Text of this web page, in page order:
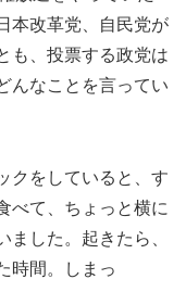
本改革党、自民党が
も、投票する政党は
んなことを言ってい
クをしていると、す
べて、ちょっと横に
した。起きたら、
時間。しまっ